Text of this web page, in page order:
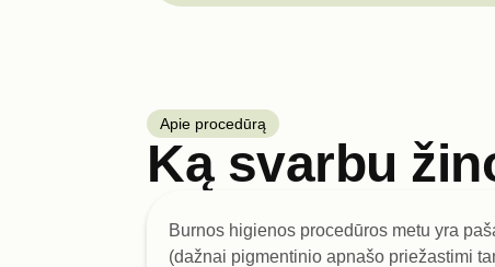
Apie procedūrą
Ką svarbu
Burnos higienos procedūros metu yra
(dažnai pigmentinio apnašo priežastimi